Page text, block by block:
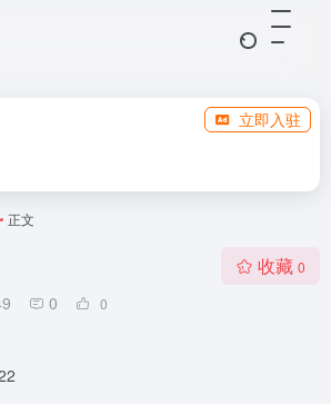
立即入驻
• 正文
0 0
收藏 0